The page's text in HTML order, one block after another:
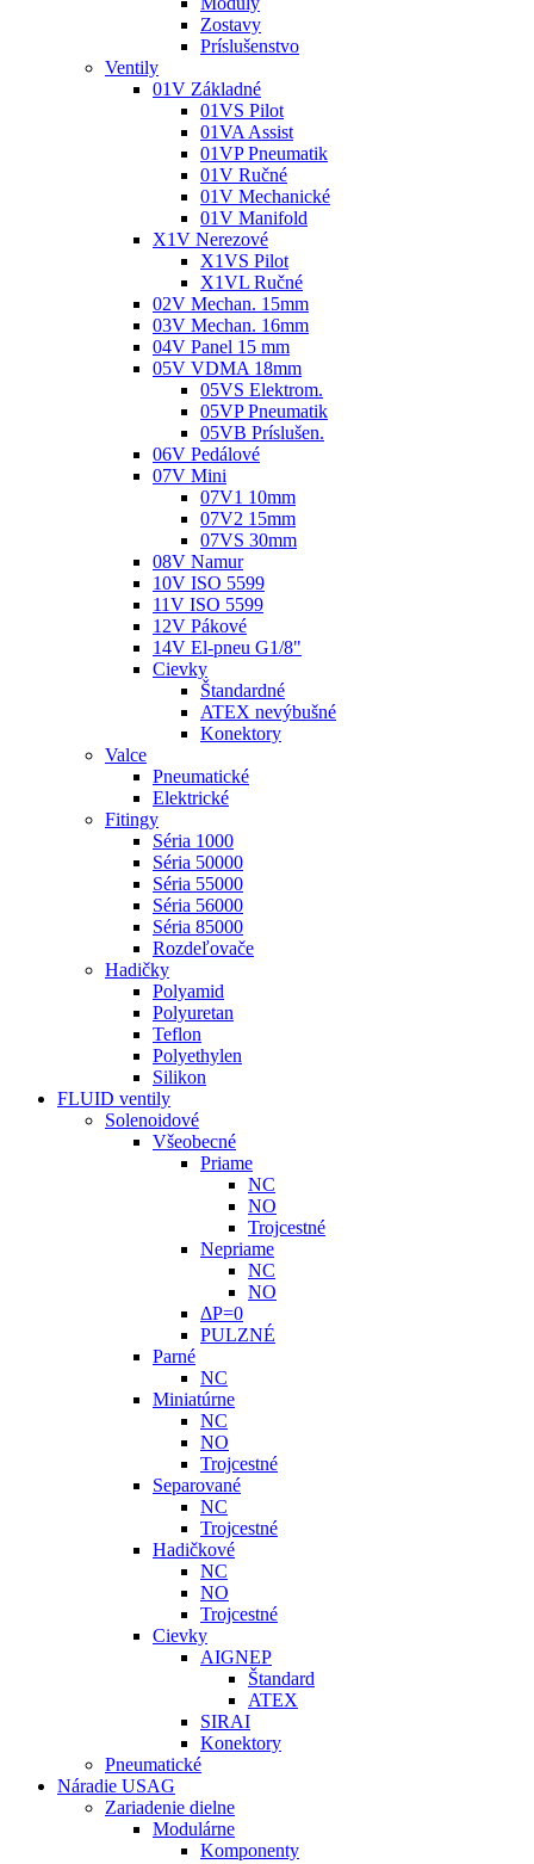
Zostavy
Príslušenstvo
Ventily
01V Základné
01VS Pilot
01VA Assist
01VP Pneumatik
01V Ručné
01V Mechanické
01V Manifold
X1V Nerezové
X1VS Pilot
X1VL Ručné
02V Mechan. 15mm
03V Mechan. 16mm
04V Panel 15 mm
05V VDMA 18mm
05VS Elektrom.
05VP Pneumatik
05VB Príslušen.
06V Pedálové
07V Mini
07V1 10mm
07V2 15mm
07VS 30mm
08V Namur
10V ISO 5599
11V ISO 5599
12V Pákové
14V El-pneu G1/8"
Cievky
Štandardné
ATEX nevýbušné
Konektory
Valce
Pneumatické
Elektrické
Fitingy
Séria 1000
Séria 50000
Séria 55000
Séria 56000
Séria 85000
Rozdeľovače
Hadičky
Polyamid
Polyuretan
Teflon
Polyethylen
Silikon
FLUID ventily
Solenoidové
Všeobecné
Priame
NC
NO
Trojcestné
Nepriame
NC
NO
ΔP=0
PULZNÉ
Parné
NC
Miniatúrne
NC
NO
Trojcestné
Separované
NC
Trojcestné
Hadičkové
NC
NO
Trojcestné
Cievky
AIGNEP
Štandard
ATEX
SIRAI
Konektory
Pneumatické
Náradie USAG
Zariadenie dielne
Modulárne
Komponenty